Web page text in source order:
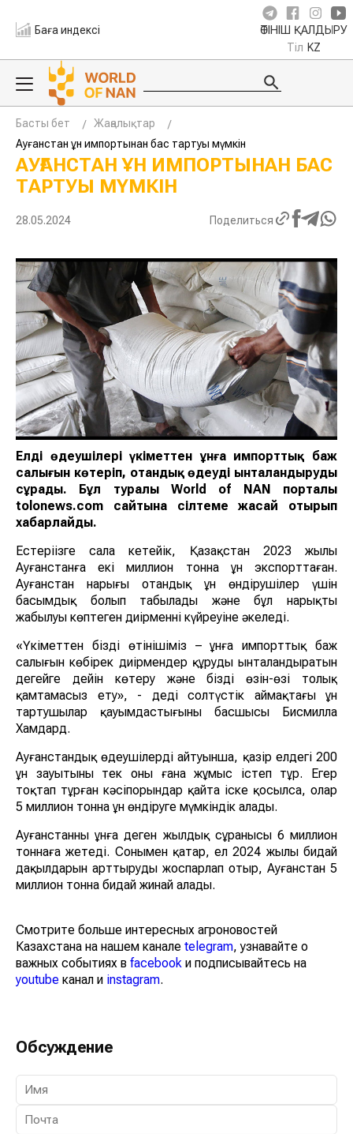
Баға индексі ӨТІНІШ ҚАЛДЫРУ
Тіл KZ
Басты бет
Жаңалықтар
Ауғанстан ұн импортынан бас тартуы мүмкін
АУҒАНСТАН ҰН ИМПОРТЫНАН БАС
ТАРТУЫ МҮМКІН
28.05.2024 Поделиться
Елдің өңдеушілері үкіметтен ұнға импорттық баж
салығын көтеріп, отандық өңдеуді ынталандыруды
сұрады. Бұл туралы World of NAN порталы
tolonews.com сайтына сілтеме жасай отырып
хабарлайды.
Естеріңізге сала кетейік, Қазақстан 2023 жылы
Ауғанстанға екі миллион тонна ұн экспорттаған.
Ауғанстан нарығы отандық ұн өндірушілер үшін
басымдық болып табылады және бұл нарықтың
жабылуы көптеген диірменнің күйреуіне әкеледі.
«Үкіметтен біздің өтінішіміз – ұнға импорттық баж
салығын көбірек диірмендер құруды ынталандыратын
деңгейге дейін көтеру және бізді өзін-өзі толық
қамтамасыз ету», - деді солтүстік аймақтағы ұн
тартушылар қауымдастығының басшысы Бисмилла
Хамдард.
Ауғанстандық өңдеушілердің айтуынша, қазір елдегі 200
ұн зауытының тек оны ғана жұмыс істеп тұр. Егер
тоқтап тұрған кәсіпорындар қайта іске қосылса, олар
5 миллион тонна ұн өндіруге мүмкіндік алады.
Ауғанстанның ұнға деген жылдық сұранысы 6 миллион
тоннаға жетеді. Сонымен қатар, ел 2024 жылы бидай
дақылдарын арттыруды жоспарлап отыр, Ауғанстан 5
миллион тонна бидай жинай алады.
Смотрите больше интересных агроновостей
Казахстана на нашем канале telegram, узнавайте о
важных событиях в facebook и подписывайтесь на
youtube канал и instagram.
Обсуждение